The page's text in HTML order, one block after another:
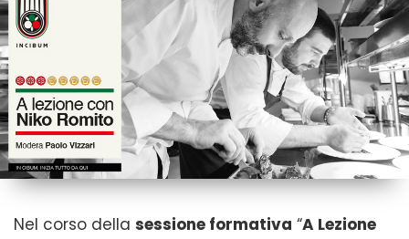
Nel corso della sessione formativa “A Lezione